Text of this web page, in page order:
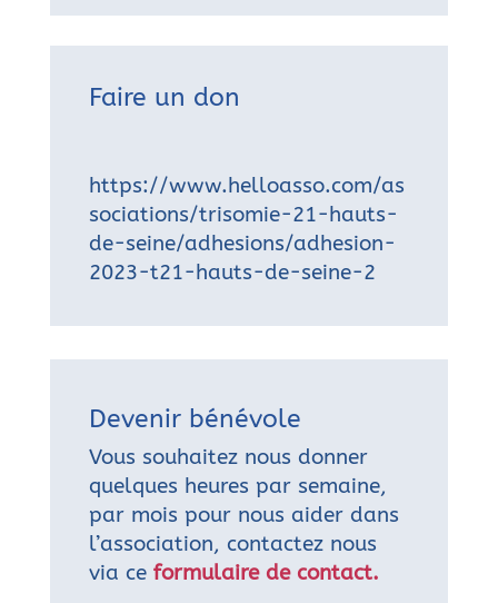
Faire un don
https://www.helloasso.com/as
sociations/trisomie-21-hauts-
de-seine/adhesions/adhesion-
2023-t21-hauts-de-seine-2
Devenir bénévole
Vous souhaitez nous donner
quelques heures par semaine,
par mois pour nous aider dans
l’association, contactez nous
via ce formulaire de contact.